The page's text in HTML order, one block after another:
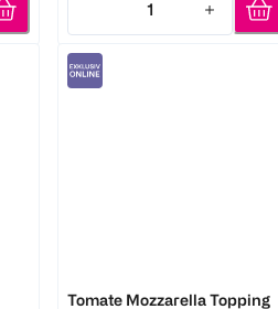
1
Quantity: 1
Tomate Mozzarella Topping